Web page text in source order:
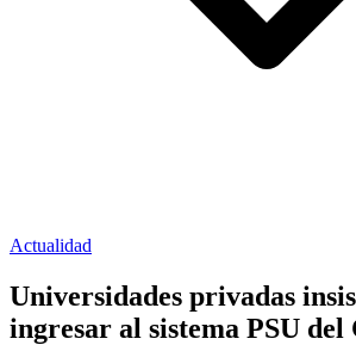
Actualidad
Universidades privadas
ingresar al sistema PSU del